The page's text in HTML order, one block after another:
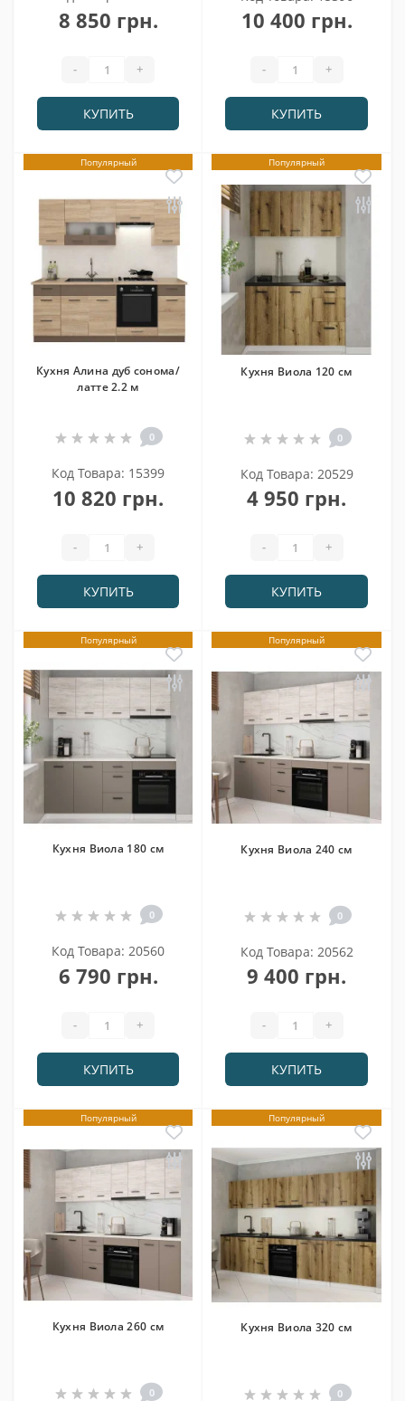
8 850 грн.
- +
КУПИТЬ
10 400 грн.
- +
КУПИТЬ
Популярный
Кухня Алина дуб сонома/
латте 2.2 м
0
Код Товара: 15399
10 820 грн.
- +
КУПИТЬ
Популярный
Кухня Виола 120 см
0
Код Товара: 20529
4 950 грн.
- +
КУПИТЬ
Популярный
Кухня Виола 180 см
0
Код Товара: 20560
6 790 грн.
- +
КУПИТЬ
Популярный
Кухня Виола 240 см
0
Код Товара: 20562
9 400 грн.
- +
КУПИТЬ
Популярный
Кухня Виола 260 см
0
Популярный
Кухня Виола 320 см
0